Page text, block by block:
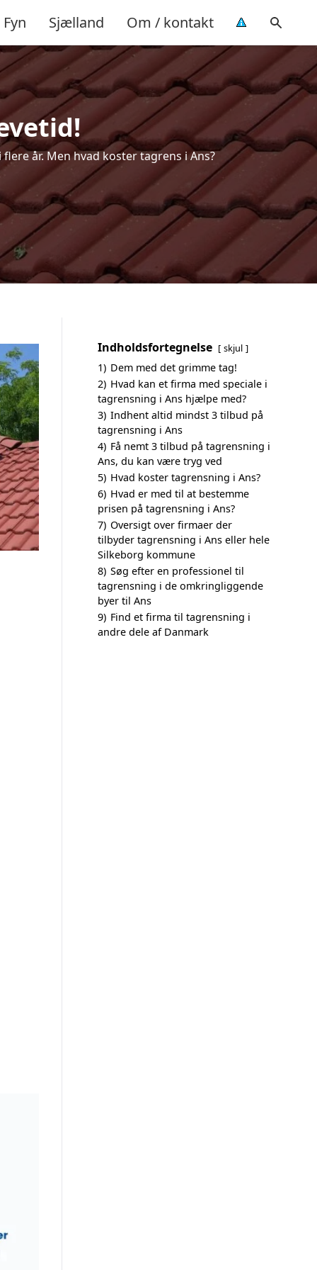
Fyn Sjælland Om / kontakt
år. Men hvad koster tagrens i Ans?
Indholdsfortegnelse skjul
1) Dem med det grimme tag!
2) Hvad kan et firma med speciale i
tagrensning i Ans hjælpe med?
3) Indhent altid mindst 3 tilbud på
tagrensning i Ans
4) Få nemt 3 tilbud på tagrensning i
Ans, du kan være tryg ved
5) Hvad koster tagrensning i Ans?
6) Hvad er med til at bestemme
prisen på tagrensning i Ans?
7) Oversigt over firmaer der
tilbyder tagrensning i Ans eller hele
Silkeborg kommune
8) Søg efter en professionel til
tagrensning i de omkringliggende
byer til Ans
9) Find et firma til tagrensning i
andre dele af Danmark